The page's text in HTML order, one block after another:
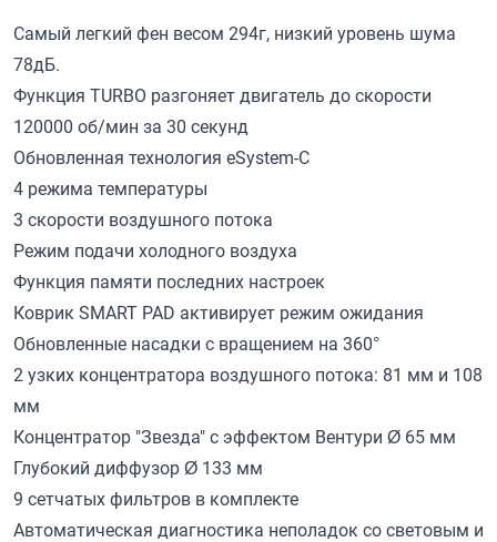
Самый легкий фен весом 294г, низкий уровень шума
78дБ.
Функция TURBO разгоняет двигатель до скорости
120000 об/мин за 30 секунд
Обновленная технология eSystem-C
4 режима температуры
3 скорости воздушного потока
Режим подачи холодного воздуха
Функция памяти последних настроек
Коврик SMART PAD активирует режим ожидания
Обновленные насадки с вращением на 360°
2 узких концентратора воздушного потока: 81 мм и 108
мм
Концентратор "Звезда" с эффектом Вентури Ø 65 мм
Глубокий диффузор Ø 133 мм
9 сетчатых фильтров в комплекте
Автоматическая диагностика неполадок со световым и